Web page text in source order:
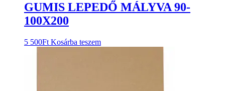
GUMIS LEPEDŐ MÁLYVA 90-
100X200
5 500Ft Kosárba teszem